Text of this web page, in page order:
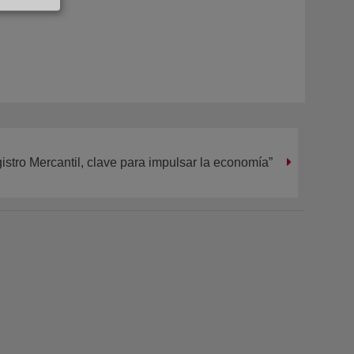
Mercantil, clave para impulsar la economía”